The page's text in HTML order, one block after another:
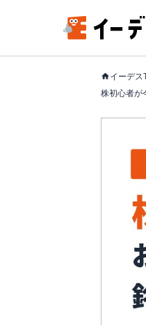
イーデス
株初心者が